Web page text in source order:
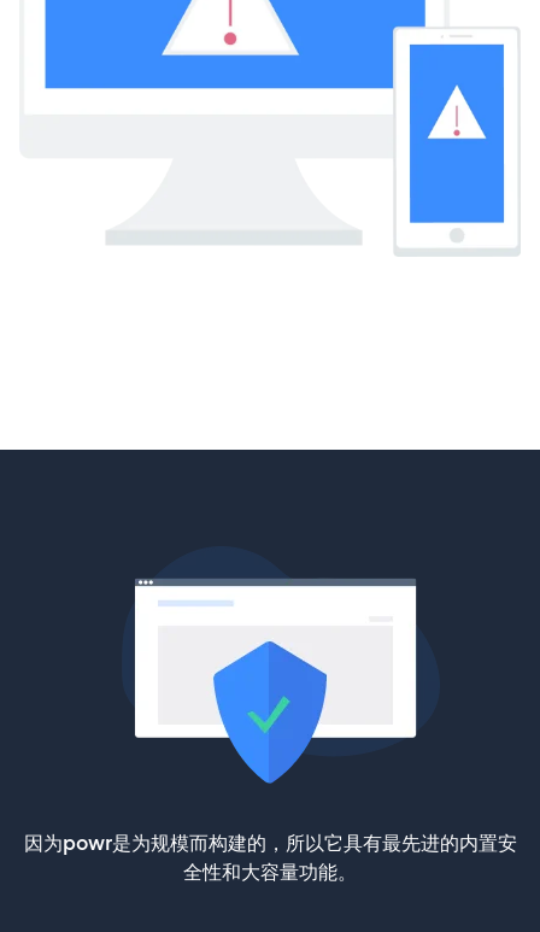
因为powr是为规模而构建的，所以它具有最先进的内置安
全性和大容量功能。